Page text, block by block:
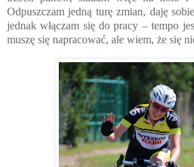
Odpuszczam jedną turę zmian, daję
jednak włączam się do pracy – tempo
muszę się napracować, ale wiem, że się